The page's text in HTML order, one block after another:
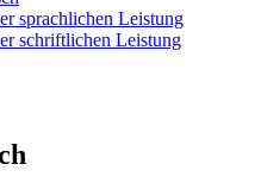
sprachlichen Leistung
schriftlichen Leistung